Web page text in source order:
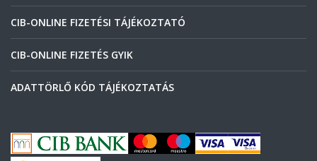
CIB-ONLINE FIZETÉSI TÁJÉKOZTATÓ
CIB-ONLINE FIZETÉS GYIK
ADATTÖRLŐ KÓD TÁJÉKOZTATÁS